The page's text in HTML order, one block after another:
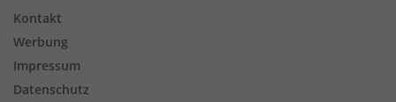
Kontakt
Werbung
Impressum
Datenschutz